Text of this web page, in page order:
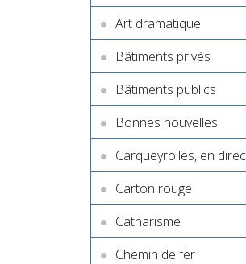
Art dramatique
Bâtiments privés
Bâtiments publics
Bonnes nouvelles
Carqueyrolles, en
Carton rouge
Catharisme
Chemin de fer